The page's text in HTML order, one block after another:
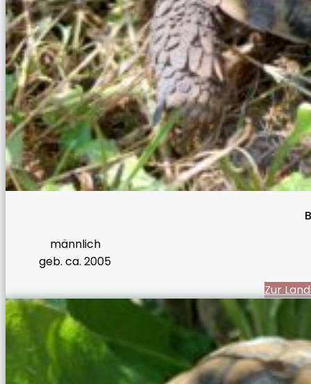
männlich
geb. ca. 2005
Zur